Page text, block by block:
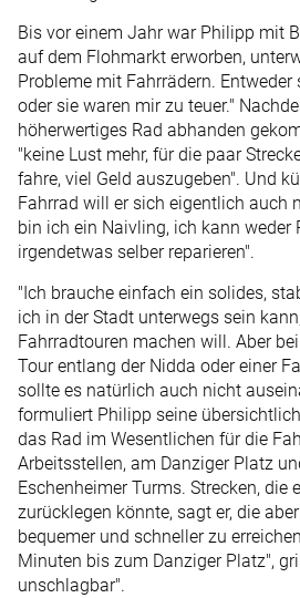
Bis vor einem Jahr war Philipp mit
auf dem Flohmarkt erworben,
Probleme mit Fahrrädern.
oder sie waren mir zu teuer."
höherwertiges Rad abhanden
"keine Lust mehr, für die paar
fahre, viel Geld auszugeben". Und
Fahrrad will er sich eigentlich auch
bin ich ein Naivling, ich kann weder
irgendetwas selber reparieren".
"Ich brauche einfach ein solides,
ich in der Stadt unterwegs sein
Fahrradtouren machen will. Aber
Tour entlang der Nidda oder einer
sollte es natürlich auch nicht
formuliert Philipp seine
das Rad im Wesentlichen für die
Arbeitsstellen, am Danziger Platz
Eschenheimer Turms. Strecken, die
zurücklegen könnte, sagt er, die
bequemer und schneller zu
Minuten bis zum Danziger Platz",
unschlagbar".